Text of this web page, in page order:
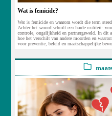
Wat is femicide?
Wat is femicide en waarom wordt die term
Achter het woord schuilt een harde realiteit:
controle, ongelijkheid en partnergeweld. In dit
hoe het verschilt van andere moorden en
voor preventie, beleid en maatschappelijke